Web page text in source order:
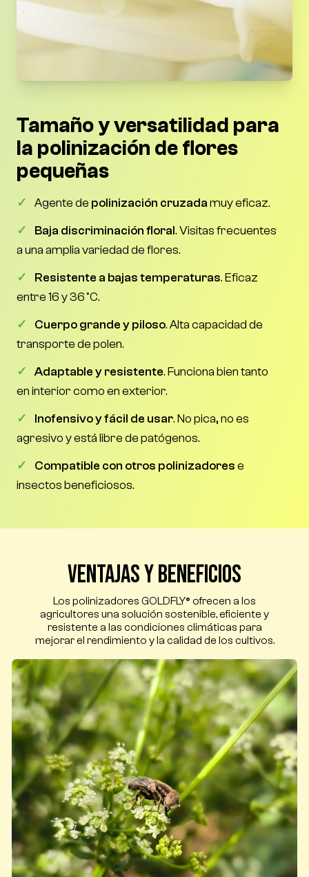
Tamaño y versatilidad para
la polinización de flores
pequeñas
✓ Agente de polinización cruzadamuy eficaz.
✓
Baja discriminación floral. Visitas frecuentes
a una amplia variedad de flores.
✓
Resistente a bajas temperaturas. Eficaz
entre 16 y 36 °C.
✓
Cuerpo grande y piloso. Alta capacidad de
transporte de polen.
✓
Adaptable y resistente. Funciona bien tanto
en interior como en exterior.
✓
Inofensivo y fácil de usar. No pica, no es
agresivo y está libre de patógenos.
✓
Compatible con otros polinizadorese
insectos beneficiosos.
Ventajas y beneficios
Los polinizadores GOLDFLY® ofrecen a los
agricultores una solución sostenible, eficiente y
resistente a las condiciones climáticas para
mejorar el rendimiento y la calidad de los cultivos.